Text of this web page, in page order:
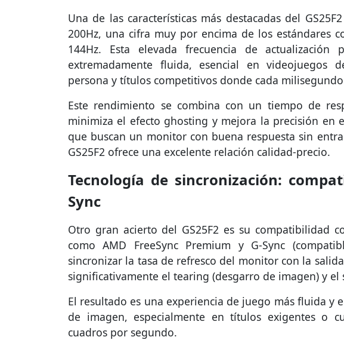
Una de las características más destacadas del
200Hz, una cifra muy por encima de los estándares
144Hz. Esta elevada frecuencia de actualización
extremadamente fluida, esencial en videojuegos
persona y títulos competitivos donde cada
Este rendimiento se combina con un tiempo de
minimiza el efecto ghosting y mejora la precisión en
que buscan un monitor con buena respuesta sin
GS25F2 ofrece una excelente relación calidad-precio.
Tecnología de sincronización:
Sync
Otro gran acierto del GS25F2 es su compatibilidad
como AMD FreeSync Premium y G-Sync
sincronizar la tasa de refresco del monitor con la
significativamente el tearing (desgarro de imagen) y
El resultado es una experiencia de juego más fluida y
de imagen, especialmente en títulos exigentes o
cuadros por segundo.